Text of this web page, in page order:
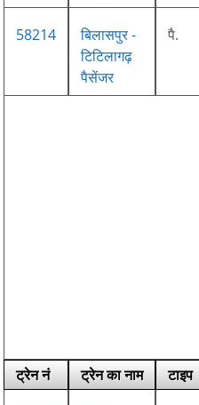
58214
बिलासपुर -
टिटिलागढ़
पैसेंजर
पै.
ट्रेन नं ट्रेन का नाम टाइप